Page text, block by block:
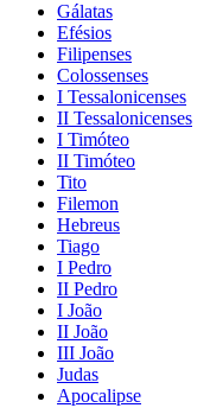
Gálatas
Efésios
Filipenses
Colossenses
I Tessalonicenses
II Tessalonicenses
I Timóteo
II Timóteo
Tito
Filemon
Hebreus
Tiago
I Pedro
II Pedro
I João
II João
III João
Judas
Apocalipse